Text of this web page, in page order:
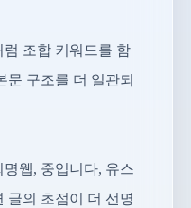
조합 키워드를 함
문 구조를 더 일관되
웹, 중입니다, 유스
글의 초점이 더 선명